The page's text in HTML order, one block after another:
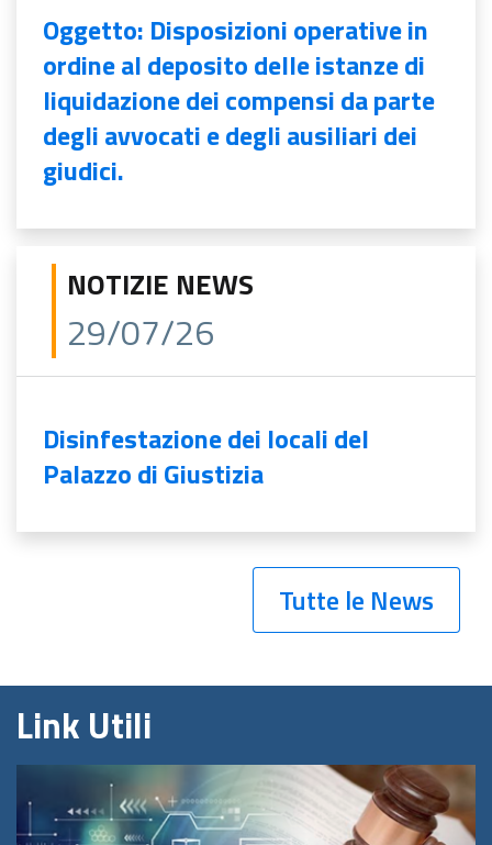
Oggetto: Disposizioni operative in
ordine al deposito delle istanze di
liquidazione dei compensi da parte
degli avvocati e degli ausiliari dei
giudici.
NOTIZIE NEWS
29/07/26
Disinfestazione dei locali del
Palazzo di Giustizia
Tutte le News
Link Utili